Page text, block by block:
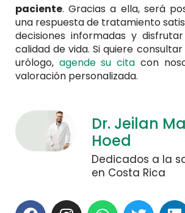
paciente. Gracias a ella, será
una respuesta de tratamiento
decisiones informadas y
calidad de vida. Si quiere
urólogo, agende su cita con
valoración personalizada.
Dr. Jeilan
Hoed
Dedicados a la
en Costa Rica